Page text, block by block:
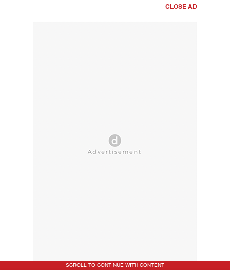
CLOSE AD
SCROLL TO CONTINUE WITH CONTENT